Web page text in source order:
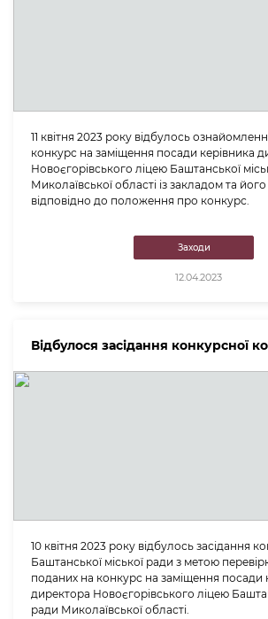
11 квітня 2023 року відбулось
конкурс на заміщення посади керівника
Новоєгорівського ліцею Баштанської
Миколаївської області із закладом та
відповідно до положення про конкурс.
Заходи
12.04.2023
Відбулося засідання конкурсної
10 квітня 2023 року відбулось засідання
Баштанської міської ради з метою
поданих на конкурс на заміщення посади
директора Новоєгорівського ліцею
ради Миколаївської області.